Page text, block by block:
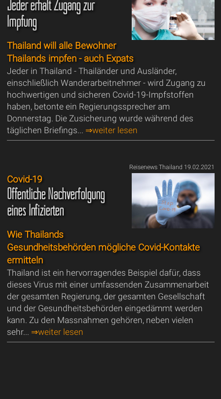
Jeder erhält Zugang zur
Impfung
Thailand will alle Bewohner
Thailands impfen - auch Expats
Jeder in Thailand - Thailänder und Ausländer,
einschließlich Wanderarbeitnehmer - wird Zugang zu
hochwertigen und sicheren Covid-19-Impfstoffen
haben, betonte ein Regierungssprecher am
Donnerstag. Die Zusicherung wurde während des
täglichen Briefings... ⇒weiter lesen
Reisenews Thailand 19.02.2021
Covid-19
Öffentliche Nachverfolgung
eines Infizierten
Wie Thailands
Gesundheitsbehörden mögliche Covid-Kontakte
ermitteln
Thailand ist ein hervorragendes Beispiel dafür, dass
dieses Virus mit einer umfassenden Zusammenarbeit
der gesamten Regierung, der gesamten Gesellschaft
und der Gesundheitsbehörden eingedämmt werden
kann. Zu den Massnahmen gehören, neben vielen
sehr... ⇒weiter lesen